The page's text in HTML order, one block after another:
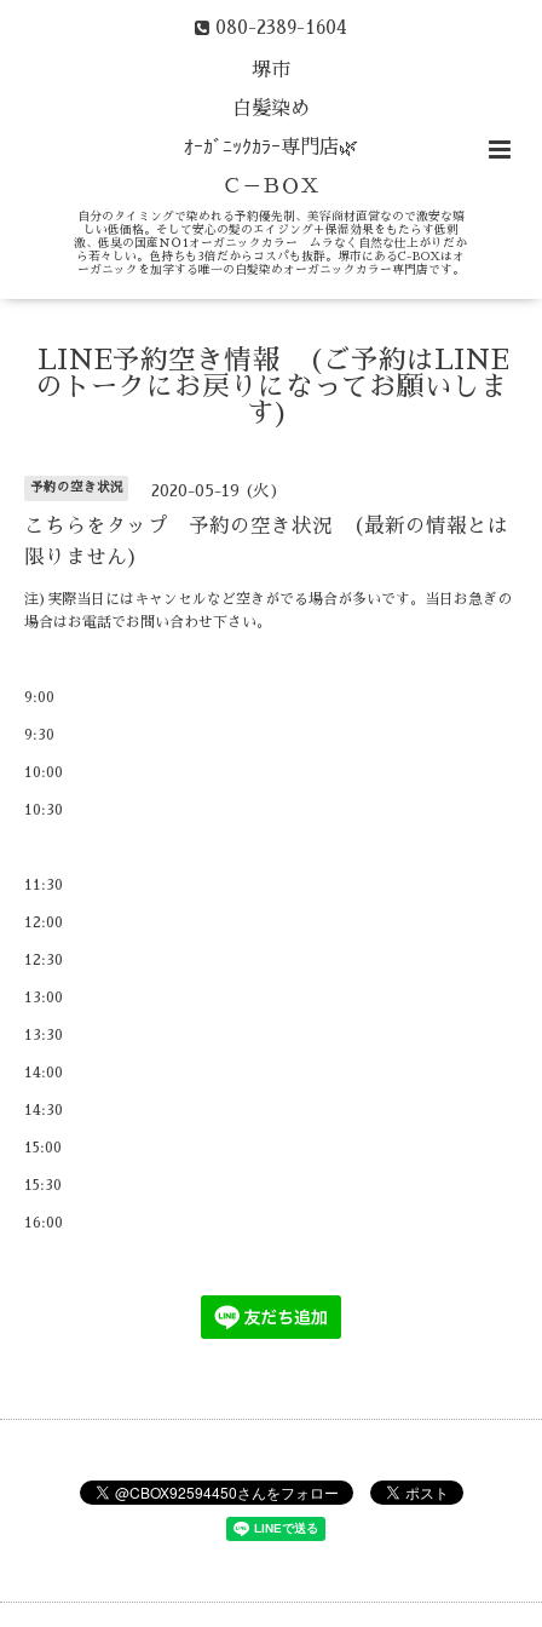
080-2389-1604
堺市
白髪染め
ｵｰｶﾞﾆｯｸｶﾗｰ専門店🌿
Ｃ－ＢＯＸ
自分のタイミングで染めれる予約優先制、美容商材直営なので激安な嬉
しい低価格。そして安心の髪のエイジング＋保湿効果をもたらす低刺
激、低臭の国産ＮＯ1オーガニックカラー ムラなく自然な仕上がりだか
ら若々しい。色持ちも3倍だからコスパも抜群。堺市にあるC-BOXはオ
ーガニックを加学する唯一の白髪染めオーガニックカラー専門店です。
LINE予約空き情報 (ご予約はLINE
のトークにお戻りになってお願いしま
す)
予約の空き状況 2020-05-19 (火)
こちらをタップ 予約の空き状況 (最新の情報とは
限りません)
注)実際当日にはキャンセルなど空きがでる場合が多いです。当日お急ぎの
場合はお電話でお問い合わせ下さい。
9:00
9:30
10:00
10:30
11:30
12:00
12:30
13:00
13:30
14:00
14:30
15:00
15:30
16:00